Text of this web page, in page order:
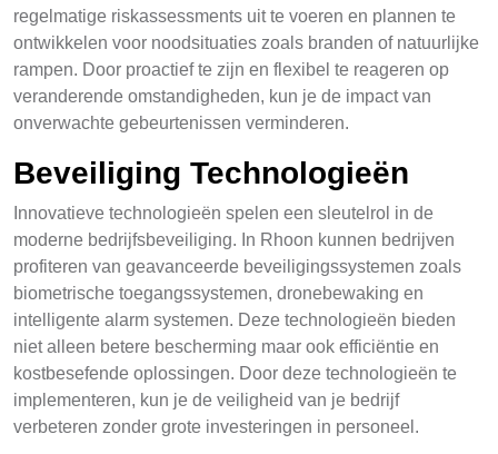
regelmatige riskassessments uit te voeren en plannen te
ontwikkelen voor noodsituaties zoals branden of natuurlijke
rampen. Door proactief te zijn en flexibel te reageren op
veranderende omstandigheden, kun je de impact van
onverwachte gebeurtenissen verminderen.
Beveiliging Technologieën
Innovatieve technologieën spelen een sleutelrol in de
moderne bedrijfsbeveiliging. In Rhoon kunnen bedrijven
profiteren van geavanceerde beveiligingssystemen zoals
biometrische toegangssystemen, dronebewaking en
intelligente alarm systemen. Deze technologieën bieden
niet alleen betere bescherming maar ook efficiëntie en
kostbesefende oplossingen. Door deze technologieën te
implementeren, kun je de veiligheid van je bedrijf
verbeteren zonder grote investeringen in personeel.